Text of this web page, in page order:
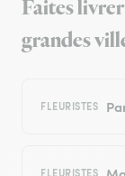
Faites
grandes
FLEURISTES
FLEURISTES